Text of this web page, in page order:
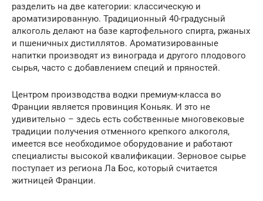
разделить на две категории: классическую и
ароматизированную. Традиционный 40-градусный
алкоголь делают на базе картофельного спирта, ржаных
и пшеничных дистиллятов. Ароматизированные
напитки производят из винограда и другого плодового
сырья, часто с добавлением специй и пряностей.
Центром производства водки премиум-класса во
Франции является провинция Коньяк. И это не
удивительно – здесь есть собственные многовековые
традиции получения отменного крепкого алкоголя,
имеется все необходимое оборудование и работают
специалисты высокой квалификации. Зерновое сырье
поступает из региона Ла Бос, который считается
житницей Франции.